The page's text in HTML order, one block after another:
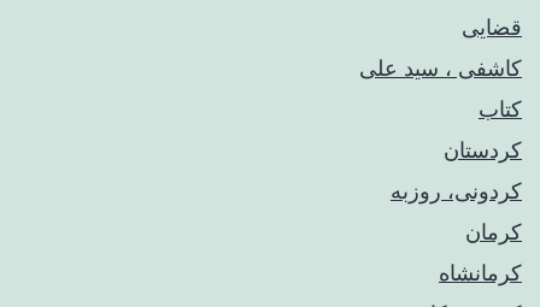
قضایی
کاشفی ، سید علی
کتاب
کردستان
کردونی، روزبه
کرمان
کرمانشاه